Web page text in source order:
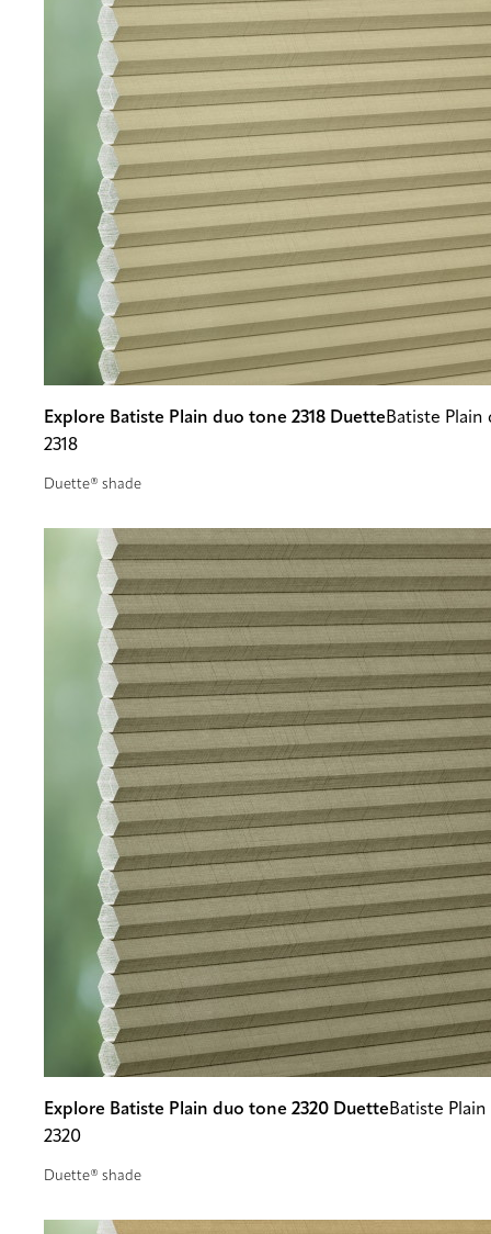
Explore Batiste Plain duo tone 2318 DuetteBatiste
2318
Duette® shade
Explore Batiste Plain duo tone 2320 DuetteBatiste
2320
Duette® shade